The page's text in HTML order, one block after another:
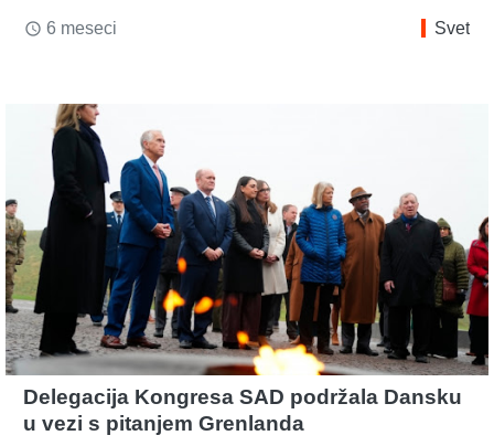
access_time 6 meseci Svet
Delegacija Kongresa SAD podržala Dansku
u vezi s pitanjem Grenlanda